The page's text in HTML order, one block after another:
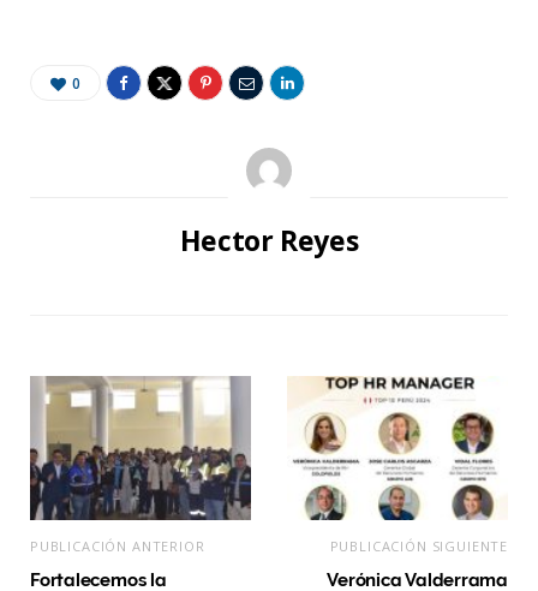
0
Hector Reyes
PUBLICACIÓN ANTERIOR
Fortalecemos la
PUBLICACIÓN SIGUIENTE
Verónica Valderrama